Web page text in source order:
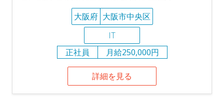
大阪府 大阪市中央区
IT
正社員
月給250,000円
詳細を見る